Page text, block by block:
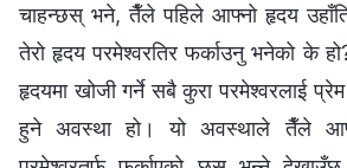
चाहन्छस् भने, तैँले पहिले आफ्नो हृदय
तेरो हृदय परमेश्‍वरतिर फर्काउनु भनेको के
हृदयमा खोजी गर्ने सबै कुरा परमेश्‍वरलाई प्रेम
हुने अवस्था हो। यो अवस्थाले तैँले